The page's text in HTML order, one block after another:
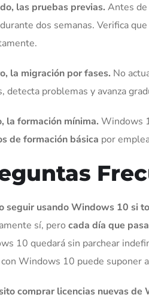
las pruebas previas. Antes
durante dos semanas. Verifica
la migración por fases. No
detecta problemas y avanza
la formación mínima. Windows
de formación básica por
seguir usando Windows 10 si
sí, pero cada día que
10 quedará sin parchear
Windows 10 puede suponer
comprar licencias nuevas de